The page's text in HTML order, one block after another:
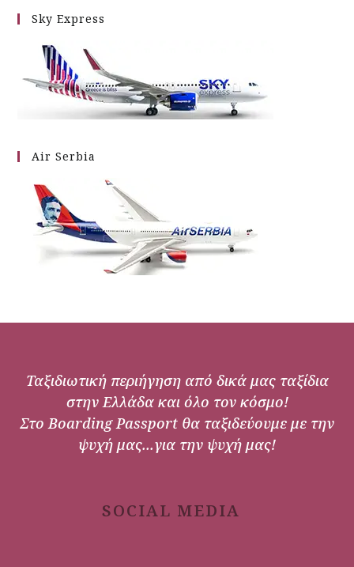
Sky Express
Air Serbia
Ταξιδιωτική περιήγηση από δικά μας ταξίδια
στην Ελλάδα και όλο τον κόσμο!
Στο Boarding Passport θα ταξιδεύουμε με την
ψυχή μας...για την ψυχή μας!
SOCIAL MEDIA